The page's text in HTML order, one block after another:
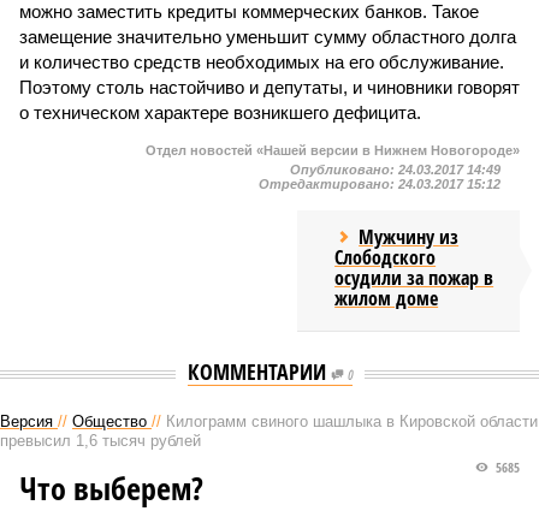
можно заместить кредиты коммерческих банков. Такое
замещение значительно уменьшит сумму областного долга
и количество средств необходимых на его обслуживание.
Поэтому столь настойчиво и депутаты, и чиновники говорят
о техническом характере возникшего дефицита.
Отдел новостей «Нашей версии в Нижнем Новогороде»
Опубликовано: 24.03.2017 14:49
Отредактировано: 24.03.2017 15:12
Мужчину из
Слободского
осудили за пожар в
жилом доме
КОММЕНТАРИИ 0
Версия // Общество // Килограмм свиного шашлыка в Кировской области
превысил 1,6 тысяч рублей
5685
Что выберем?